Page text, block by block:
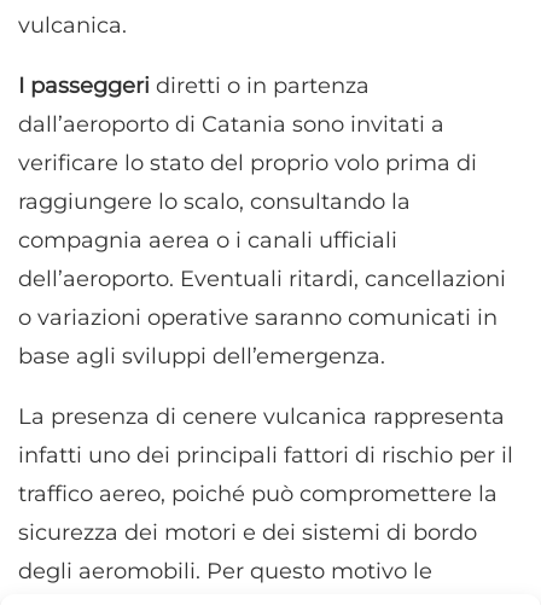
vulcanica.
I passeggeri diretti o in partenza
dall’aeroporto di Catania sono invitati a
verificare lo stato del proprio volo prima di
raggiungere lo scalo, consultando la
compagnia aerea o i canali ufficiali
dell’aeroporto. Eventuali ritardi, cancellazioni
o variazioni operative saranno comunicati in
base agli sviluppi dell’emergenza.
La presenza di cenere vulcanica rappresenta
infatti uno dei principali fattori di rischio per il
traffico aereo, poiché può compromettere la
sicurezza dei motori e dei sistemi di bordo
degli aeromobili. Per questo motivo le